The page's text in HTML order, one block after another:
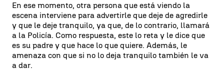
En ese momento, otra persona que está viendo la
escena interviene para advertirle que deje de agredirle
y que le deje tranquilo, ya que, de lo contrario, llamará
a la Policía. Como respuesta, este lo reta y le dice que
es su padre y que hace lo que quiere. Además, le
amenaza con que si no lo deja tranquilo también le va
a dar.